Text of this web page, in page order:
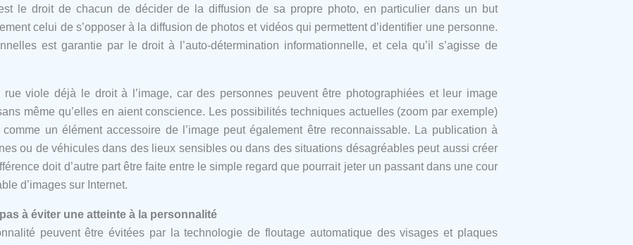
le droit de chacun de décider de la diffusion de sa propre photo, en particulier dans un but
celui de s’opposer à la diffusion de photos et vidéos qui permettent d’identifier une personne.
est garantie par le droit à l’auto-détermination informationnelle, et cela qu’il s’agisse de
viole déjà le droit à l’image, car des personnes peuvent être photographiées et leur image
même qu’elles en aient conscience. Les possibilités techniques actuelles (zoom par exemple)
un élément accessoire de l’image peut également être reconnaissable. La publication à
ou de véhicules dans des lieux sensibles ou dans des situations désagréables peut aussi créer
doit d’autre part être faite entre le simple regard que pourrait jeter un passant dans une cour
d’images sur Internet.
à éviter une atteinte à la personnalité
peuvent être évitées par la technologie de floutage automatique des visages et plaques